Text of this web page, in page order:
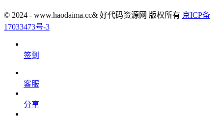
© 2024 - www.haodaima.cc& 好代码资源网 版权所有 京ICP备
17033473号-3
签到
客服
分享